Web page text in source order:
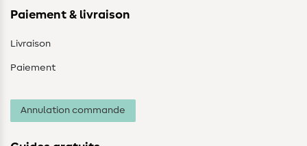
Paiement & livraison
Livraison
Paiement
Annulation commande